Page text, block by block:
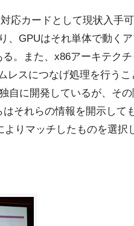
応カードとして現状入手
、GPUはそれ単体で動くア
。また、x86アーキテク
レスにつなげ処理を行うこ
自に開発しているが、その
それらの情報を開示して
りマッチしたものを選択